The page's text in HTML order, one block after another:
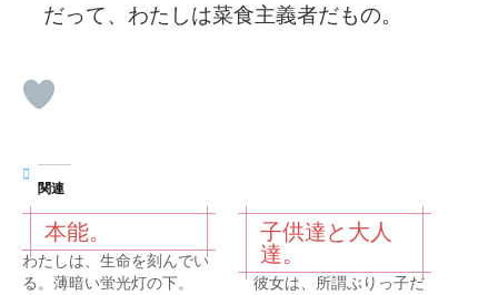
だって、わたしは菜食主義者だもの。
関連
本能。
わたしは、生命を刻んでい
る。薄暗い蛍光灯の下。
子供達と大人
達。
彼女は、所謂ぶりっ子だ